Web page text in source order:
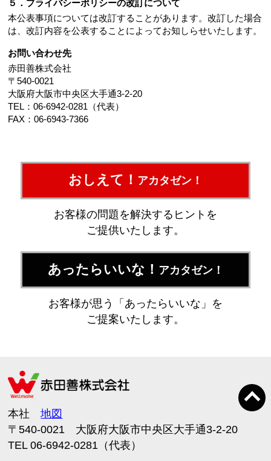
５．プライバシーポリシーの改訂について
本公表事項については改訂することがあります。改訂した場合
は、改訂内容を公表することによってお知しらせいたします。
お問い合わせ先
赤田善株式会社
〒540-0021
大阪府大阪市中央区大手通3-2-20
TEL：06-6942-0281（代表）
FAX：06-6943-7366
おしえて！ アカタゼン！
お客様の問題を解決するヒントを
ご提供いたします。
あったらいいな！ アカタゼン！
お客様が思う「あったらいいな」を
ご提案いたします。
本社地図
〒540-0021 大阪府大阪市中央区大手通3-2-20
TEL 06-6942-0281（代表）